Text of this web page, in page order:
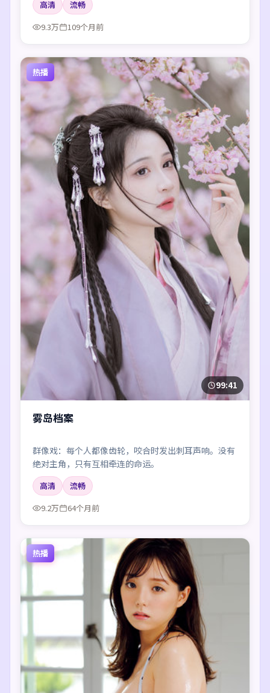
高清
流畅
9.3万
109个月前
热播
99:41
雾岛档案
群像戏：每个人都像齿轮，咬合时发出刺耳声响。没有
绝对主角，只有互相牵连的命运。
高清
流畅
9.2万
64个月前
热播